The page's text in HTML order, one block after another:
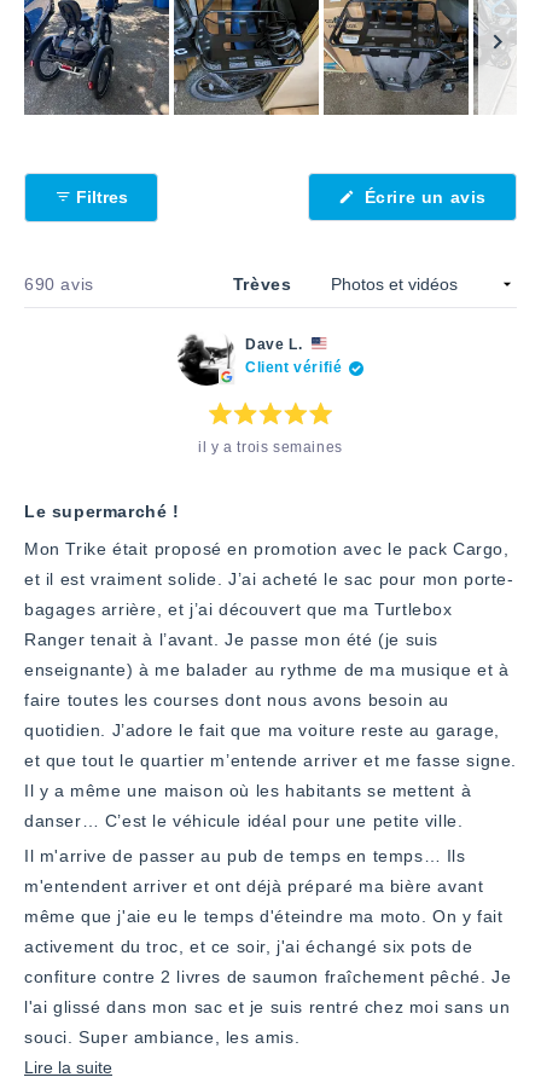
sélectionnée
Filtres
Écrire un avis
fenêtre)
690 avis Trèves
Dave L.
Client vérifié
:
il y a trois semaines
Le supermarché !
Mon Trike était proposé en promotion avec le pack Cargo,
et il est vraiment solide. J’ai acheté le sac pour mon porte-
bagages arrière, et j’ai découvert que ma Turtlebox
Ranger tenait à l’avant. Je passe mon été (je suis
enseignante) à me balader au rythme de ma musique et à
faire toutes les courses dont nous avons besoin au
quotidien. J’adore le fait que ma voiture reste au garage,
et que tout le quartier m’entende arriver et me fasse signe.
Il y a même une maison où les habitants se mettent à
danser… C’est le véhicule idéal pour une petite ville.
Il m'arrive de passer au pub de temps en temps… Ils
m'entendent arriver et ont déjà préparé ma bière avant
même que j'aie eu le temps d'éteindre ma moto. On y fait
activement du troc, et ce soir, j'ai échangé six pots de
confiture contre 2 livres de saumon fraîchement pêché. Je
l'ai glissé dans mon sac et je suis rentré chez moi sans un
souci. Super ambiance, les amis.
Lire la suiteEn
Chargement...